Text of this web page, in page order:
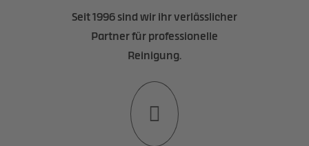
Seit 1996 sind wir ihr verlässlicher
Partner für professionelle
Reinigung.
